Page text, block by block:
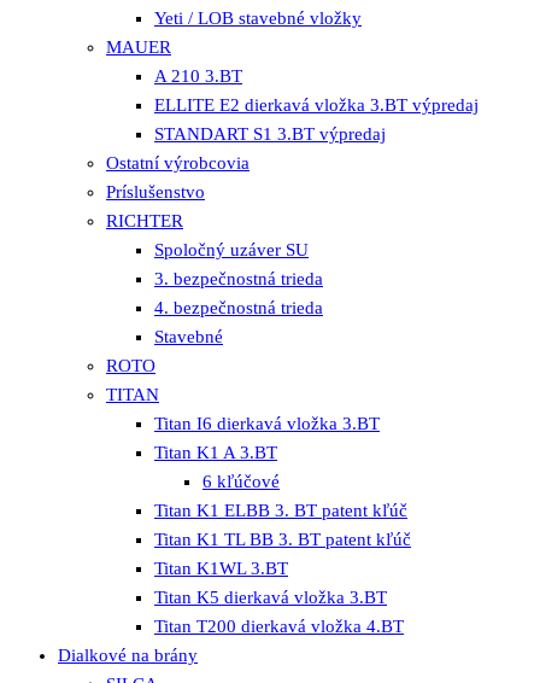
Yeti / LOB stavebné vložky
MAUER
A 210 3.BT
ELLITE E2 dierkavá vložka 3.BT výpredaj
STANDART S1 3.BT výpredaj
Ostatní výrobcovia
Príslušenstvo
RICHTER
Spoločný uzáver SU
3. bezpečnostná trieda
4. bezpečnostná trieda
Stavebné
ROTO
TITAN
Titan I6 dierkavá vložka 3.BT
Titan K1 A 3.BT
6 kľúčové
Titan K1 ELBB 3. BT patent kľúč
Titan K1 TL BB 3. BT patent kľúč
Titan K1WL 3.BT
Titan K5 dierkavá vložka 3.BT
Titan T200 dierkavá vložka 4.BT
Dialkové na brány